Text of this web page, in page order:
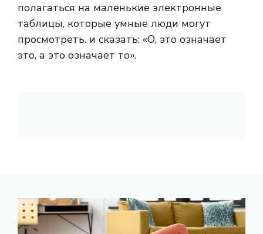
полагаться на маленькие электронные
таблицы, которые умные люди могут
просмотреть. и сказать: «О, это означает
это, а это означает то».